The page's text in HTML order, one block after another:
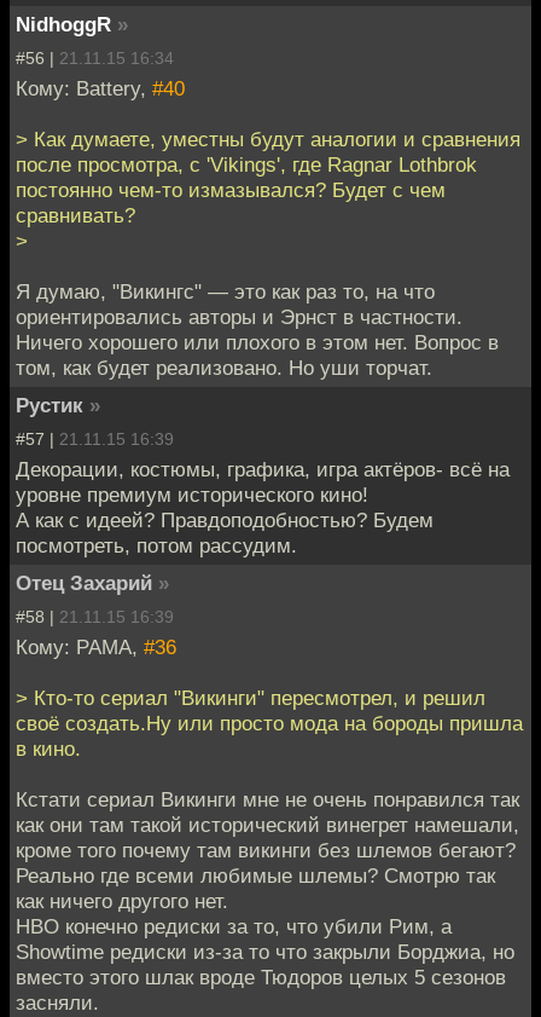
NidhoggR »
#56 | 21.11.15 16:34
Кому: Battery, #40
> Как думаете, уместны будут аналогии и сравнения
после просмотра, с 'Vikings', где Ragnar Lothbrok
постоянно чем-то измазывался? Будет с чем
сравнивать?
>
Я думаю, "Викингс" — это как раз то, на что
ориентировались авторы и Эрнст в частности.
Ничего хорошего или плохого в этом нет. Вопрос в
том, как будет реализовано. Но уши торчат.
Рустик »
#57 | 21.11.15 16:39
Декорации, костюмы, графика, игра актёров- всё на
уровне премиум исторического кино!
А как с идеей? Правдоподобностью? Будем
посмотреть, потом рассудим.
Отец Захарий »
#58 | 21.11.15 16:39
Кому: PAMA, #36
> Кто-то сериал "Викинги" пересмотрел, и решил
своё создать.Ну или просто мода на бороды пришла
в кино.
Кстати сериал Викинги мне не очень понравился так
как они там такой исторический винегрет намешали,
кроме того почему там викинги без шлемов бегают?
Реально где всеми любимые шлемы? Смотрю так
как ничего другого нет.
HBO конечно редиски за то, что убили Рим, а
Showtime редиски из-за то что закрыли Борджиа, но
вместо этого шлак вроде Тюдоров целых 5 сезонов
засняли.